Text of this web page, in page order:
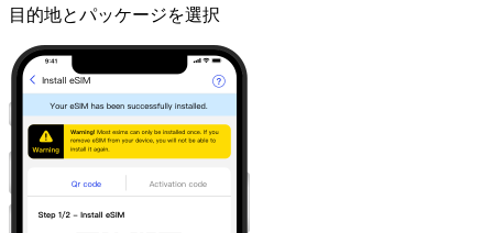
目的地とパッケージを選択